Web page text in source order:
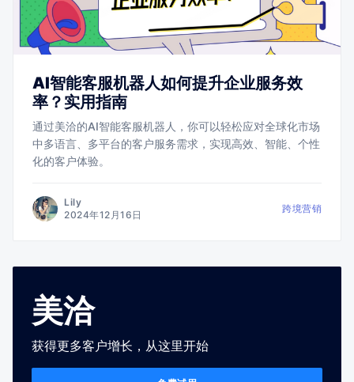
AI智能客服机器人如何提升企业服务效
率？实用指南
通过美洽的AI智能客服机器人，你可以轻松应对全球化市场
中多语言、多平台的客户服务需求，实现高效、智能、个性
化的客户体验。
Lily
2024年12月16日
跨境营销
美洽
获得更多客户增长，从这里开始